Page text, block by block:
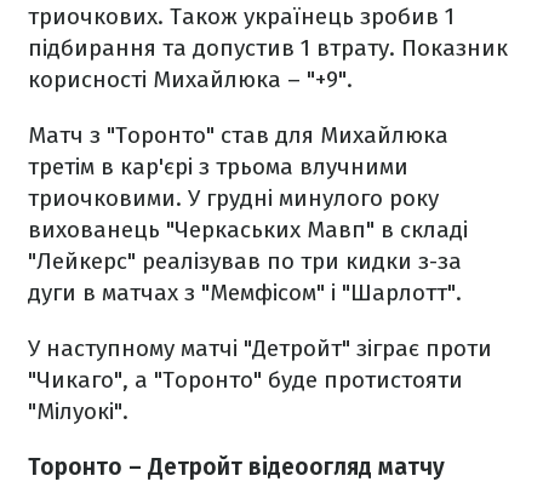
триочкових. Також українець зробив 1
підбирання та допустив 1 втрату. Показник
корисності Михайлюка – "+9".
Матч з "Торонто" став для Михайлюка
третім в кар'єрі з трьома влучними
триочковими. У грудні минулого року
вихованець "Черкаських Мавп" в складі
"Лейкерс" реалізував по три кидки з-за
дуги в матчах з "Мемфісом" і "Шарлотт".
У наступному матчі "Детройт" зіграє проти
"Чикаго", а "Торонто" буде протистояти
"Мілуокі".
Торонто – Детройт відеоогляд матчу